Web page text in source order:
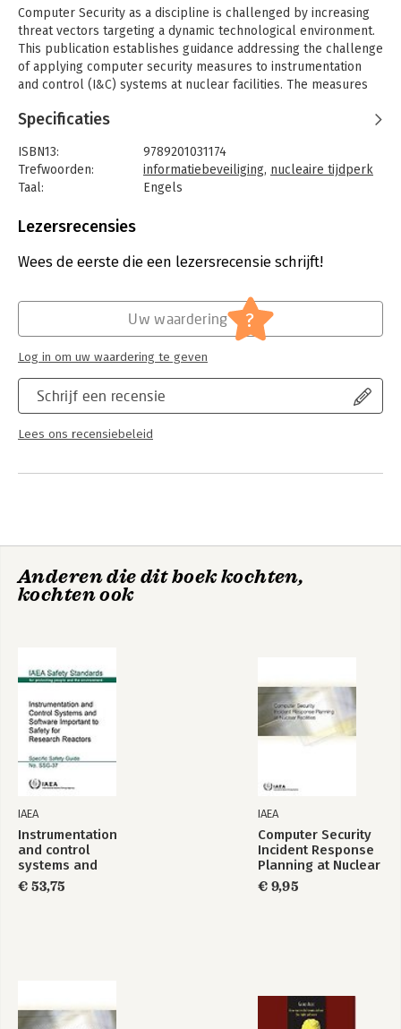
Computer Security as a discipline is challenged by increasing
threat vectors targeting a dynamic technological environment.
This publication establishes guidance addressing the challenge
of applying computer security measures to instrumentation
and control (I&C) systems at nuclear facilities. The measures
entire lifecycles against malicious acts perpetrated by threat
The technical basis and methodologies for the application of
these computer security measures are considered. The
the development, simulation and maintenance environments of
developments in human factors engineering and nuclear
This Technical Guide references and takes into account other
Safety Guides and IAEA Nuclear Security Series publications
that provide guidance relating to I&C design.
Specificaties
ISBN13:
9789201031174
Trefwoorden:
informatiebeveiliging, nucleaire tijdperk
Taal:
Engels
Aantal pagina's:
Druk:
1
IT-management / ICT
Lezersrecensies
Wees de eerste die een lezersrecensie schrijft!
Schrijf een recensie
Lees ons recensiebeleid
Uw waardering ?
Log in om uw waardering te geven
Anderen die dit boek kochten,
kochten ook
IAEA
Instrumentation
and control
systems and
software important
to safety for
€ 53,75
IAEA
Computer Security
Incident Response
Planning at Nuclear
Facilities
€ 9,95